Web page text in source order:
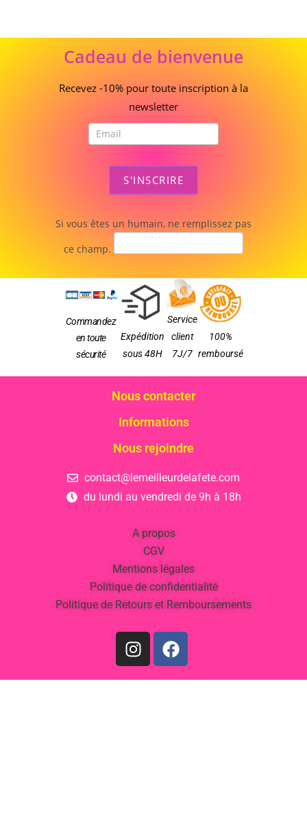
deCadeau de bienvenue
Recevez -10% pour toute inscription à la
newsletter
S'INSCRIRE
Si vous êtes un humain, ne remplissez pas
ce champ.
Commandez
en toute
sécurité
Expédition
sous 48H
Service
client
7J/7
100%
remboursé
Nous contacter
Informations
Nous rejoindre
contact@lemeilleurdelafete.com
du lundi au vendredi de 9h à 18h
A propos
CGV
Mentions légales
Politique de confidentialité
Politique de Retours et Remboursements